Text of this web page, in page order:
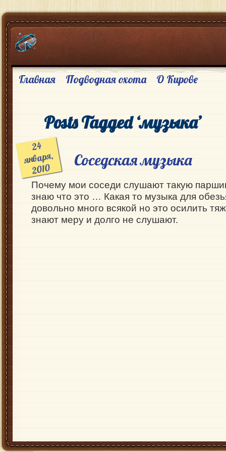
Главная Подводная охота О Кирове
Posts Tagged ‘музыка’
24
января,
2010
Соседская музыка
Почему мои соседи слушают такую
знаю что это … Какая то музыка для
довольно много всякой но это осилить
знают меру и долго не слушают.